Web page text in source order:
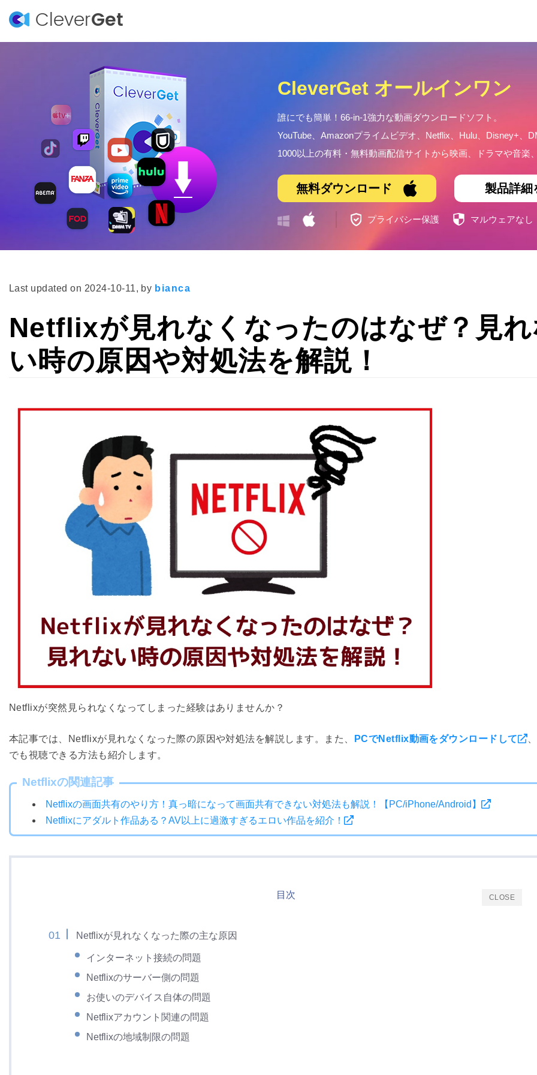
CleverGet
CleverGet オールインワン
誰にでも簡単！66-in-1強力な動画ダウンロードソフト。
YouTube、Amazonプライムビデオ、Netflix、Hulu、Disney+、
1000以上の有料・無料動画配信サイトから映画、ドラマや音
無料ダウンロード 製品詳
プライバシー保護 マルウェアなし
Last updated on 2024-10-11, by bianca
Netflixが見れなくなったのはなぜ？見
い時の原因や対処法を解説！
Netflixが突然見られなくなってしまった経験はありませんか？
本記事では、Netflixが見れなくなった際の原因や対処法を解説します。また、 PCでNetflix動画をダウンロードして
でも視聴できる方法も紹介します。
Netflixの関連記事
Netflixの画面共有のやり方！真っ暗になって画面共有できない対処法も解説！【PC/iPhone/Android】
Netflixにアダルト作品ある？AV以上に過激すぎるエロい作品を紹介！
目次 CLOSE
Netflixが見れなくなった際の主な原因
インターネット接続の問題
Netflixのサーバー側の問題
お使いのデバイス自体の問題
Netflixアカウント関連の問題
Netflixの地域制限の問題